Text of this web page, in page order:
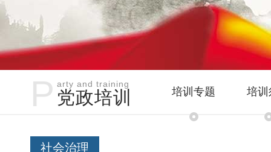
P arty and training
党政培训 培训专题 培
社会治理